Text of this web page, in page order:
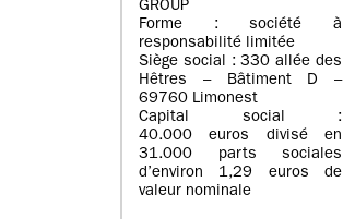
GROUP
Forme : société à
responsabilité limitée
Siège social : 330 allée des
Hêtres – Bâtiment D –
69760 Limonest
Capital social :
40.000 euros divisé en
31.000 parts sociales
d’environ 1,29 euros de
valeur nominale